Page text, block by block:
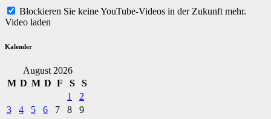
Blockieren Sie keine YouTube-Videos in der Zukunft mehr.
Video laden
Kalender
August 2026
M D M D F S
S
1
2
3
4 5 6 7 8
9